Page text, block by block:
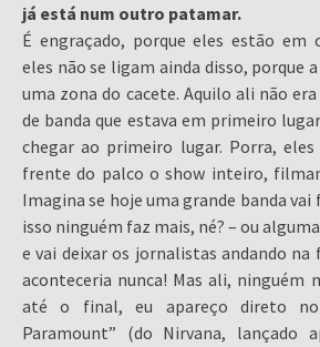
já está num outro patamar.
É engraçado, porque eles estão em
eles não se ligam ainda disso, porque
uma zona do cacete. Aquilo ali não
de banda que estava em primeiro
chegar ao primeiro lugar. Porra,
frente do palco o show inteiro,
Imagina se hoje uma grande banda vai
isso ninguém faz mais, né? – ou
e vai deixar os jornalistas andando na
aconteceria nunca! Mas ali, ninguém
até o final, eu apareço direto
Paramount” (do Nirvana, lançado